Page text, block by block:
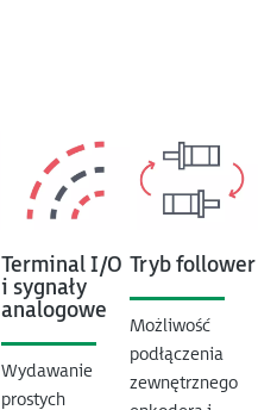
Terminal I/O
i sygnały
analogowe
Wydawanie
prostych
Tryb follower
Możliwość
podłączenia
zewnętrznego